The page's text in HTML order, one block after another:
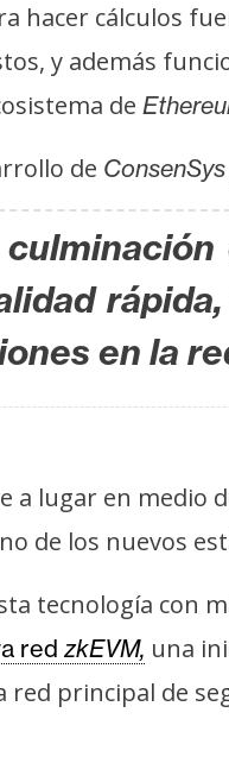
hacer cálculos
y además
de
de ConsenSys
en la
a lugar en medio
de los nuevos
tecnología con
red zkEVM, una
principal de